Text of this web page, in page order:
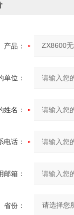
产品：
单位：
姓名：
电话：
邮箱：
省份：